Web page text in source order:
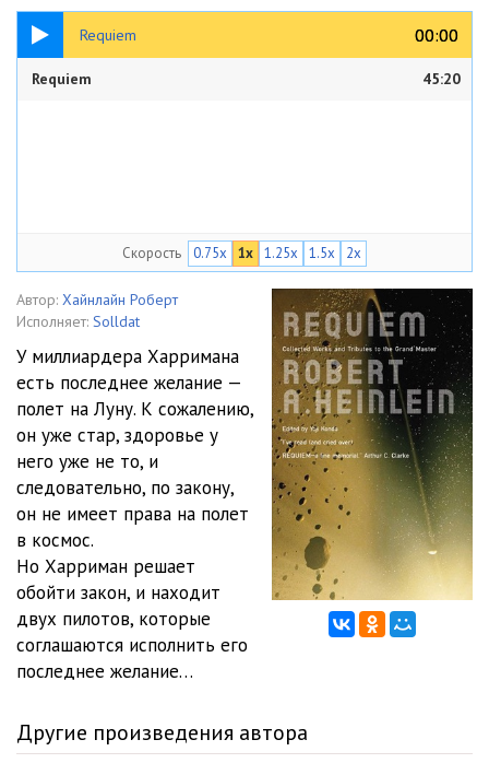
Requiem 00:00
00:00
45:20
Requiem 45:20
Скорость 0.75x 1x 1.25x 1.5x 2x
Автор: Хайнлайн Роберт
Исполняет: Solldat
У миллиардера Харримана
есть последнее желание —
полет на Луну. К сожалению,
он уже стар, здоровье у
него уже не то, и
следовательно, по закону,
он не имеет права на полет
в космос.
Но Харриман решает
обойти закон, и находит
двух пилотов, которые
соглашаются исполнить его
последнее желание…
Другие произведения автора